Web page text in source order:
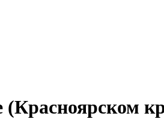
(Красноярском